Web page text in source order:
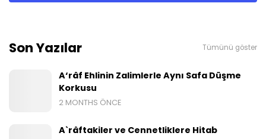
Son Yazılar Tümünü göster
A‘râf Ehlinin Zalimlerle Aynı Safa Düşme
Korkusu
2 MONTHS ÖNCE
A`râftakiler ve Cennetliklere Hitab